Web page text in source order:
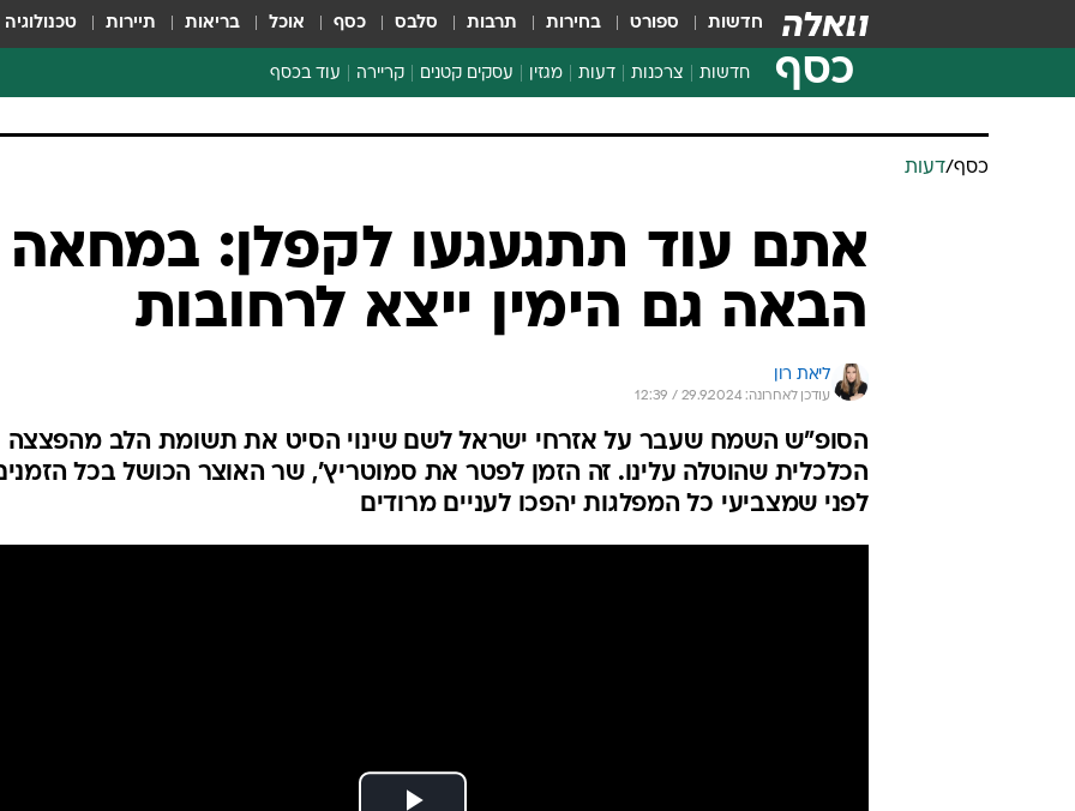
חדשות ספורט בחירות תרבות סלבס כסף אוכל בריאות תיירות טכנולוגיה
כסף חדשות צרכנות
צרכנות פיננסית
דעות מגזין עסקים קטנים קריירה עוד בכסף
ספורט ביזנס
כסף/דעות
אתם עוד תתגעגעו לקפלן: במחאה
הבאה גם הימין ייצא לרחובות
ליאת רון
עודכן לאחרונה: 29.9.2024 / 12:39
הסופ"ש השמח שעבר על אזרחי ישראל לשם שינוי הסיט את תשומת הלב מהפצצה
הכלכלית שהוטלה עלינו. זה הזמן לפטר את סמוטריץ', שר האוצר הכושל בכל
לפני שמצביעי כל המפלגות יהפכו לעניים מרודים